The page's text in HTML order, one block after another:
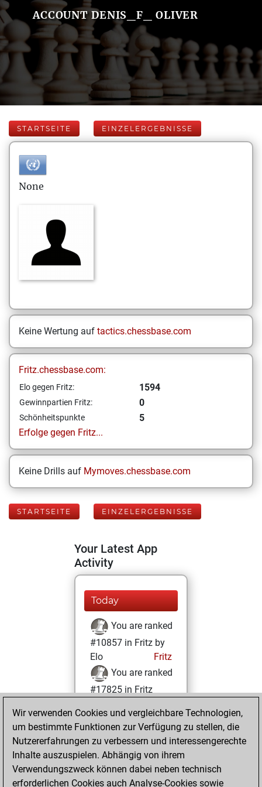
ACCOUNT DENIS_F_ OLIVER
STARTSEITE EINZELERGEBNISSE
None
Keine Wertung auf tactics.chessbase.com
Fritz.chessbase.com:
Elo gegen Fritz: 1594
Gewinnpartien Fritz: 0
Schönheitspunkte
5
Erfolge gegen Fritz...
Keine Drills auf Mymoves.chessbase.com
STARTSEITE EINZELERGEBNISSE
Your Latest App
Activity
Today
You are ranked
#10857 in Fritz by
Elo
Fritz
You are ranked
#17825 in Fritz
Sonntag, Februar
27, 2022
You achieved a
BeautyScore of 5
Wir verwenden Cookies und vergleichbare Technologien,
um bestimmte Funktionen zur Verfügung zu stellen, die
Nutzererfahrungen zu verbessern und interessengerechte
Inhalte auszuspielen. Abhängig von ihrem
Verwendungszweck können dabei neben technisch
erforderlichen Cookies auch Analyse-Cookies sowie